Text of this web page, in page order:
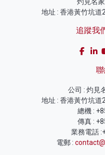
地址 : 香港黃竹坑
追蹤我
公司 : 灼見
地址 : 香港黃竹坑
總機 :
傳真 :
業務電話
電郵 :